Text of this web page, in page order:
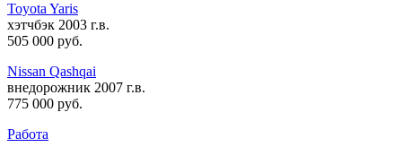
Toyota Yaris
хэтчбэк 2003 г.в.
505 000 руб.
Nissan Qashqai
внедорожник 2007 г.в.
775 000 руб.
Работа